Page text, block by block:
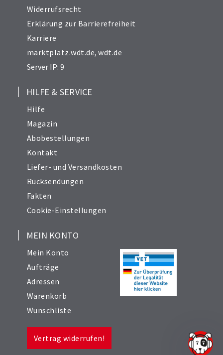
Widerrufsrecht
Erklärung zur Barrierefreiheit
Karriere
marktplatz.wdt.de,wdt.de
Server IP: 9
HILFE & SERVICE
Hilfe
Magazin
Abobestellungen
Kontakt
Liefer- und Versandkosten
Rücksendungen
Fakten
Cookie-Einstellungen
MEIN KONTO
Mein Konto
Aufträge
Adressen
Warenkorb
Wunschliste
Vertrag widerrufen!